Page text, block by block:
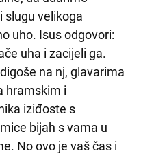
slugu velikoga
uho. Isus odgovori:
uha i zacijeli ga.
na nj, glavarima
hramskim i
iziđoste s
bijah s vama u
No ovo je vaš čas i